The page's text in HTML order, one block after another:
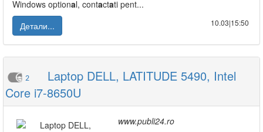
Windows optional, contactati pent...
Детали...
10.03|15:50
2
Laptop DELL, LATITUDE 5490, Intel
Core i7-8650U
www.publi24.ro